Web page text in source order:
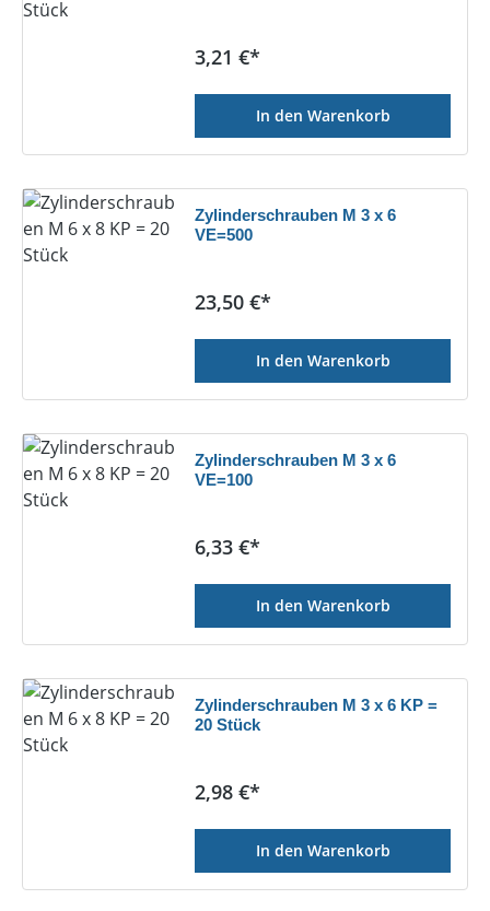
Regulärer Preis:
3,21 €*
In den Warenkorb
Zylinderschrauben M 3 x 6
VE=500
Regulärer Preis:
23,50 €*
In den Warenkorb
Zylinderschrauben M 3 x 6
VE=100
Regulärer Preis:
6,33 €*
In den Warenkorb
Zylinderschrauben M 3 x 6 KP =
20 Stück
Regulärer Preis:
2,98 €*
In den Warenkorb